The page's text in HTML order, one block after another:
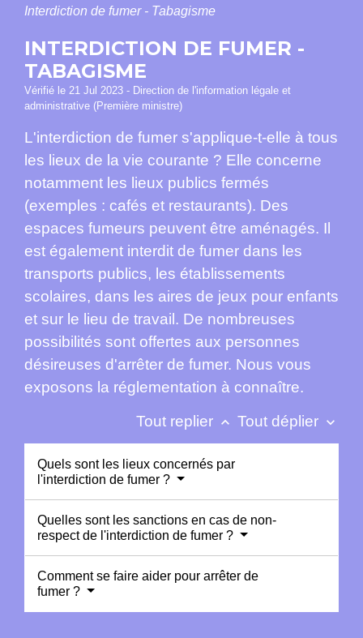
Interdiction de fumer - Tabagisme
INTERDICTION DE FUMER -
TABAGISME
Vérifié le 21 Jul 2023 - Direction de l'information légale et
administrative (Première ministre)
L'interdiction de fumer s'applique-t-elle à tous
les lieux de la vie courante ? Elle concerne
notamment les lieux publics fermés
(exemples : cafés et restaurants). Des
espaces fumeurs peuvent être aménagés. Il
est également interdit de fumer dans les
transports publics, les établissements
scolaires, dans les aires de jeux pour enfants
et sur le lieu de travail. De nombreuses
possibilités sont offertes aux personnes
désireuses d'arrêter de fumer. Nous vous
exposons la réglementation à connaître.
Tout replier keyboard_arrow_up Tout déplier keyboard_arrow_down
Quels sont les lieux concernés par
l'interdiction de fumer ?
Quelles sont les sanctions en cas de non-
respect de l'interdiction de fumer ?
Comment se faire aider pour arrêter de
fumer ?